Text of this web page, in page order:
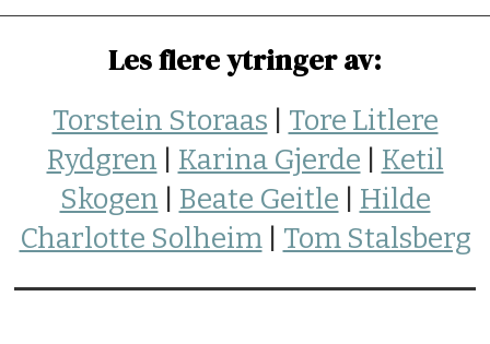
Les flere ytringer av:
Torstein Storaas
Tore Litlere
Rydgren
Karina Gjerde
Ketil
Skogen
Beate Geitle
Hilde
Charlotte Solheim| Tom Stalsberg